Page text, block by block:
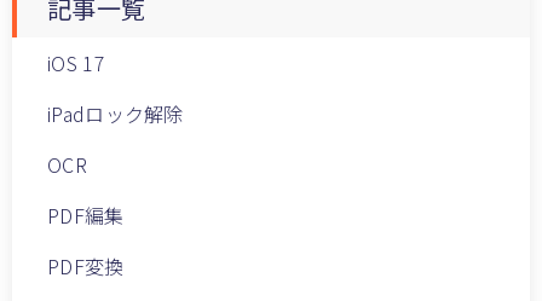
記事一覧
iOS 17
iPadロック解除
OCR
PDF編集
PDF変換